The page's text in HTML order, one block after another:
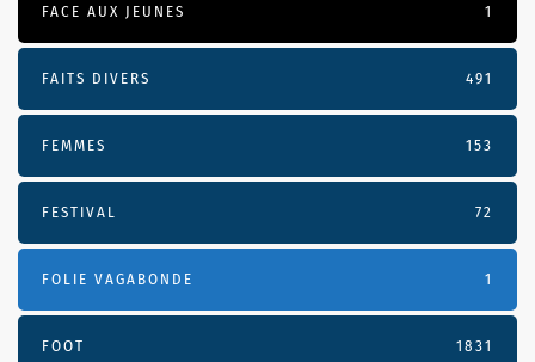
FACE AUX JEUNES 1
FAITS DIVERS 491
FEMMES 153
FESTIVAL 72
FOLIE VAGABONDE 1
FOOT 1831